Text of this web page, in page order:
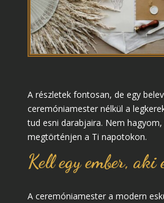
A részletek fontosan, de egy
ceremóniamester nélkül a
tud esni darabjaira. Nem
megtörténjen a Ti napotokon.
Kell egy ember,
A ceremóniamester a modern